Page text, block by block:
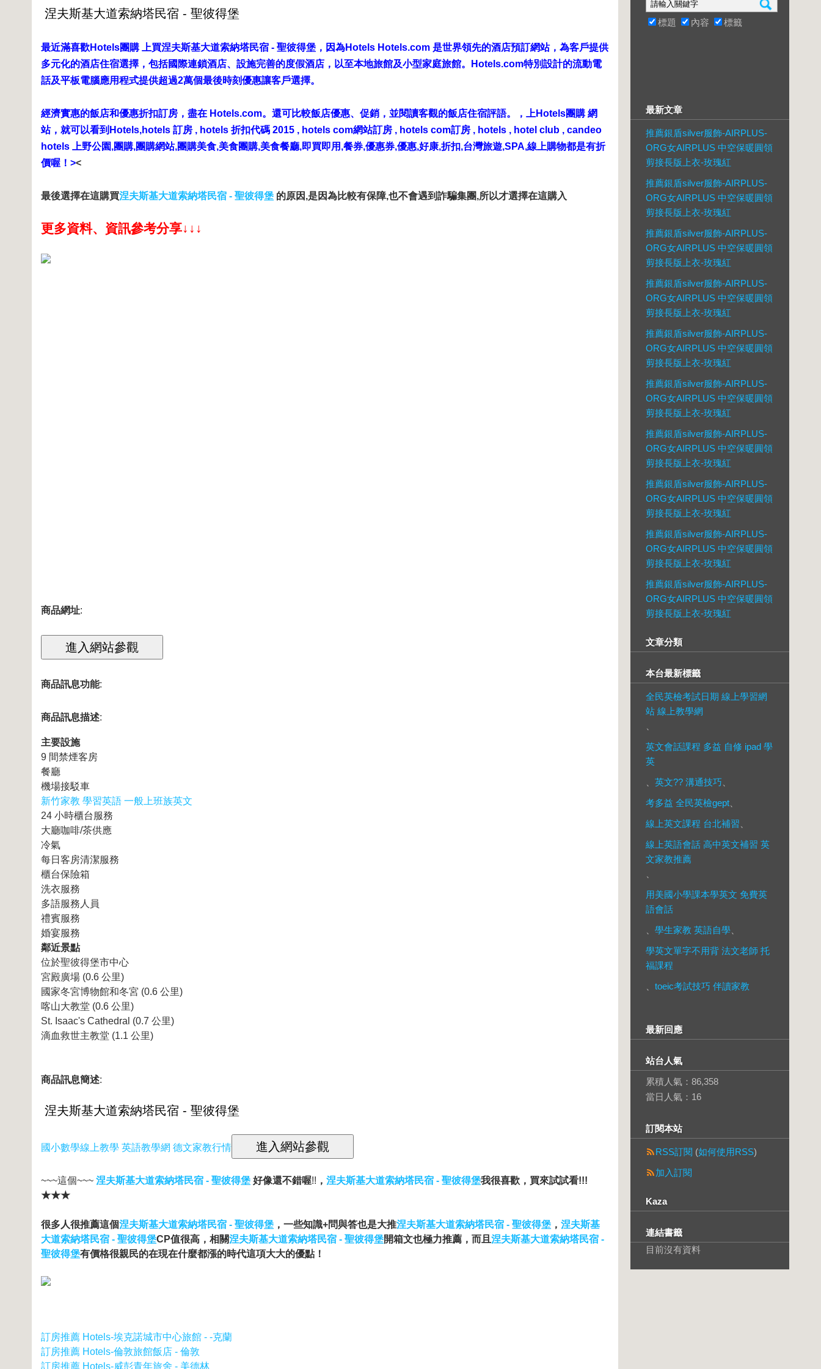
最近滿喜歡Hotels團購 上買涅夫斯基大道索納塔民宿 - 聖彼得堡 ，因為Hotels Hotels.com 是世界領先的酒店預訂網站，為客戶提供
多元化的酒店住宿選擇，包括國際連鎖酒店、設施完善的度假酒店，以至本地旅館及小型家庭旅館。Hotels.com特別設計的流動電
話及平板電腦應用程式提供超過2萬個最後時刻優惠讓客戶選擇。
經濟實惠的飯店和優惠折扣訂房，盡在 Hotels.com。還可比較飯店優惠、促銷，並閱讀客觀的飯店住宿評語。，上Hotels團購 網
站，就可以看到Hotels,hotels 訂房 , hotels 折扣代碼 2015 , hotels com網站訂房 , hotels com訂房 , hotels , hotel club , candeo
hotels 上野公園,團購,團購網站,團購美食,美食團購,美食餐廳,即買即用,餐券,優惠券,優惠,好康,折扣,台灣旅遊,SPA,線上購物都是有折
價喔！><
最後選擇在這購買涅夫斯基大道索納塔民宿 - 聖彼得堡 的原因,是因為比較有保障,也不會遇到詐騙集團,所以才選擇在這購入
更多資料、資訊參考分享↓↓↓
商品網址:
商品訊息功能:
商品訊息描述:
主要設施
9 間禁煙客房
餐廳
機場接駁車
新竹家教 學習英語 一般上班族英文
24 小時櫃台服務
大廳咖啡/茶供應
冷氣
每日客房清潔服務
櫃台保險箱
洗衣服務
多語服務人員
禮賓服務
婚宴服務
鄰近景點
位於聖彼得堡市中心
宮殿廣場 (0.6 公里)
國家冬宮博物館和冬宮 (0.6 公里)
喀山大教堂 (0.6 公里)
St. Isaac's Cathedral (0.7 公里)
滴血救世主教堂 (1.1 公里)
商品訊息簡述:
國小數學線上教學 英語教學網 德文家教行情
~~~這個~~~ 涅夫斯基大道索納塔民宿 - 聖彼得堡 好像還不錯喔!! ， 涅夫斯基大道索納塔民宿 - 聖彼得堡我很喜歡，買來試試看!!!
★★★
很多人很推薦這個涅夫斯基大道索納塔民宿 - 聖彼得堡 ，一些知識+問與答也是大推涅夫斯基大道索納塔民宿 - 聖彼得堡 ， 涅夫斯基
大道索納塔民宿 - 聖彼得堡CP值很高，相關涅夫斯基大道索納塔民宿 - 聖彼得堡開箱文也極力推薦，而且 涅夫斯基大道索納塔民宿 -
聖彼得堡有價格很親民的在現在什麼都漲的時代這項大大的優點！
訂房推薦 Hotels-埃克諾城市中心旅館 - -克蘭
訂房推薦 Hotels-倫敦旅館飯店 - 倫敦
訂房推薦 Hotels-威彭青年旅舍 - 美德林
標題 內容 標籤
最新文章
推薦銀盾silver服飾-AIRPLUS-
ORG女AIRPLUS 中空保暖圓領
剪接長版上衣-玫瑰紅
推薦銀盾silver服飾-AIRPLUS-
ORG女AIRPLUS 中空保暖圓領
剪接長版上衣-玫瑰紅
推薦銀盾silver服飾-AIRPLUS-
ORG女AIRPLUS 中空保暖圓領
剪接長版上衣-玫瑰紅
推薦銀盾silver服飾-AIRPLUS-
ORG女AIRPLUS 中空保暖圓領
剪接長版上衣-玫瑰紅
推薦銀盾silver服飾-AIRPLUS-
ORG女AIRPLUS 中空保暖圓領
剪接長版上衣-玫瑰紅
推薦銀盾silver服飾-AIRPLUS-
ORG女AIRPLUS 中空保暖圓領
剪接長版上衣-玫瑰紅
推薦銀盾silver服飾-AIRPLUS-
ORG女AIRPLUS 中空保暖圓領
剪接長版上衣-玫瑰紅
推薦銀盾silver服飾-AIRPLUS-
ORG女AIRPLUS 中空保暖圓領
剪接長版上衣-玫瑰紅
推薦銀盾silver服飾-AIRPLUS-
ORG女AIRPLUS 中空保暖圓領
剪接長版上衣-玫瑰紅
推薦銀盾silver服飾-AIRPLUS-
ORG女AIRPLUS 中空保暖圓領
剪接長版上衣-玫瑰紅
文章分類
本台最新標籤
全民英檢考試日期 線上學習網
站 線上教學網
英文會話課程 多益 自修 ipad 學
英
英文?? 溝通技巧
考多益 全民英檢gept
線上英文課程 台北補習
線上英語會話 高中英文補習 英
文家教推薦
用美國小學課本學英文 免費英
語會話
學生家教 英語自學
學英文單字不用背 法文老師 托
福課程
toeic考試技巧 伴讀家教
最新回應
站台人氣
累積人氣： 86,358
當日人氣： 16
訂閱本站
RSS訂閱 (如何使用RSS)
加入訂閱
Kaza
連結書籤
目前沒有資料